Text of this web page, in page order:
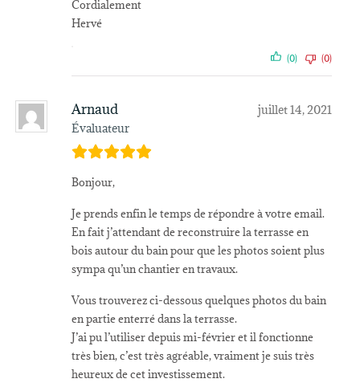
Cordialement
Hervé
(0) (0)
Arnaud
Évaluateur
juillet 14, 2021
Bonjour,
Je prends enfin le temps de répondre à votre email.
En fait j’attendant de reconstruire la terrasse en
bois autour du bain pour que les photos soient plus
sympa qu’un chantier en travaux.
Vous trouverez ci-dessous quelques photos du bain
en partie enterré dans la terrasse.
J’ai pu l’utiliser depuis mi-février et il fonctionne
très bien, c’est très agréable, vraiment je suis très
heureux de cet investissement.